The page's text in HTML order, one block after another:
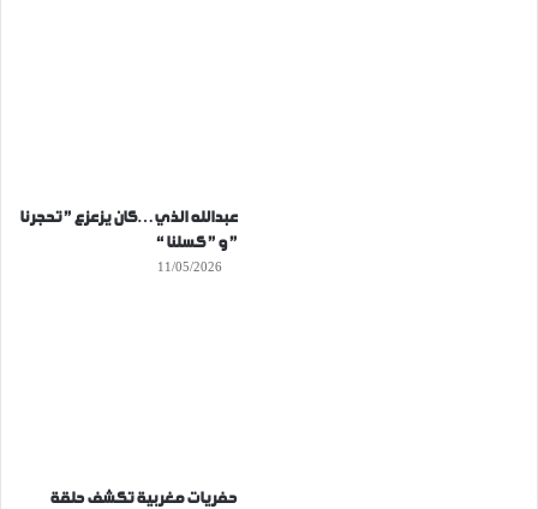
عبدالله الذي…كان يزعزع ” تحجرنا
” و ” كسلنا “
11/05/2026
حفريات مغربية تكشف حلقة